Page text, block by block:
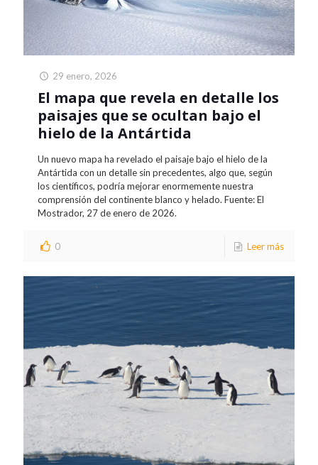
29 enero, 2026
El mapa que revela en detalle los
paisajes que se ocultan bajo el
hielo de la Antártida
Un nuevo mapa ha revelado el paisaje bajo el hielo de la
Antártida con un detalle sin precedentes, algo que, según
los científicos, podría mejorar enormemente nuestra
comprensión del continente blanco y helado. Fuente: El
Mostrador, 27 de enero de 2026.
0 Leer más